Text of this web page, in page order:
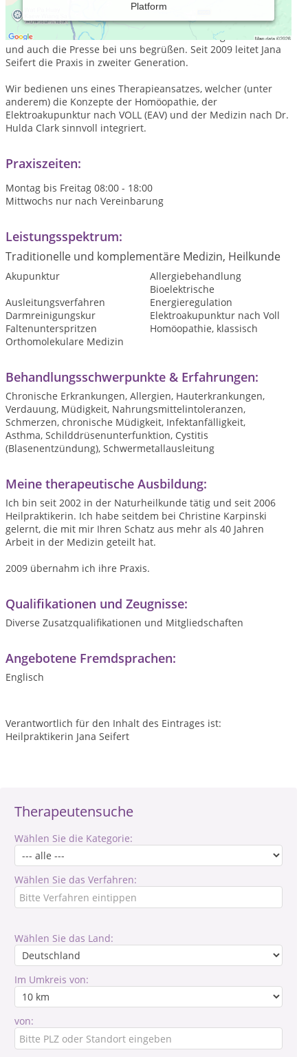
Therapeutensuche
Wählen Sie die Kategorie:
Wählen Sie das Verfahren:
Wählen Sie das Land:
Im Umkreis von:
von:
Platform
Die Behandlung lang andauernder, chronischer Krankheiten
ist seit 1989 die Hauptaufgabe bei enMedica. Seitdem
durften wir mehr als 4.000 Menschen aus der ganzen Welt
und auch die Presse bei uns begrüßen. Seit 2009 leitet Jana
Seifert die Praxis in zweiter Generation.
Wir bedienen uns eines Therapieansatzes, welcher (unter
anderem) die Konzepte der Homöopathie, der
Elektroakupunktur nach VOLL (EAV) und der Medizin nach Dr.
Hulda Clark sinnvoll integriert.
Praxiszeiten:
Montag bis Freitag 08:00 - 18:00
Mittwochs nur nach Vereinbarung
Leistungsspektrum:
Traditionelle und komplementäre Medizin, Heilkunde
Akupunktur
Allergiebehandlung
Ausleitungsverfahren
Bioelektrische
Energieregulation
Darmreinigungskur
Elektroakupunktur nach Voll
Faltenunterspritzen
Homöopathie, klassisch
Orthomolekulare Medizin
Behandlungsschwerpunkte & Erfahrungen:
Chronische Erkrankungen, Allergien, Hauterkrankungen,
Verdauung, Müdigkeit, Nahrungsmittelintoleranzen,
Schmerzen, chronische Müdigkeit, Infektanfälligkeit,
Asthma, Schilddrüsenunterfunktion, Cystitis
(Blasenentzündung), Schwermetallausleitung
Meine therapeutische Ausbildung:
Ich bin seit 2002 in der Naturheilkunde tätig und seit 2006
Heilpraktikerin. Ich habe seitdem bei Christine Karpinski
gelernt, die mit mir Ihren Schatz aus mehr als 40 Jahren
Arbeit in der Medizin geteilt hat.
2009 übernahm ich ihre Praxis.
Qualifikationen und Zeugnisse:
Diverse Zusatzqualifikationen und Mitgliedschaften
Angebotene Fremdsprachen:
Englisch
Verantwortlich für den Inhalt des Eintrages ist:
Heilpraktikerin Jana Seifert